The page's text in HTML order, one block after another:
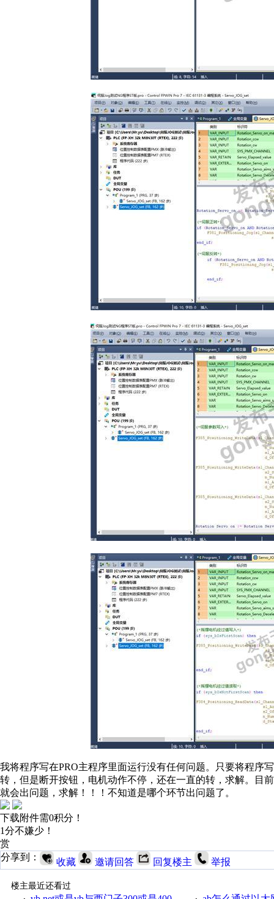
我将程序写在PRO主程序里面运行没有任何问题。只要将程序
转，但是断开按钮，电机动作不停，还在一直的转，求解。目
就会出问题，求解！！！不知道是哪个环节出问题了。
下载附件需0积分！
1分不嫌少！
赏
分享到：
收藏 邀请回答 回复楼主 举报
楼主最近还看过